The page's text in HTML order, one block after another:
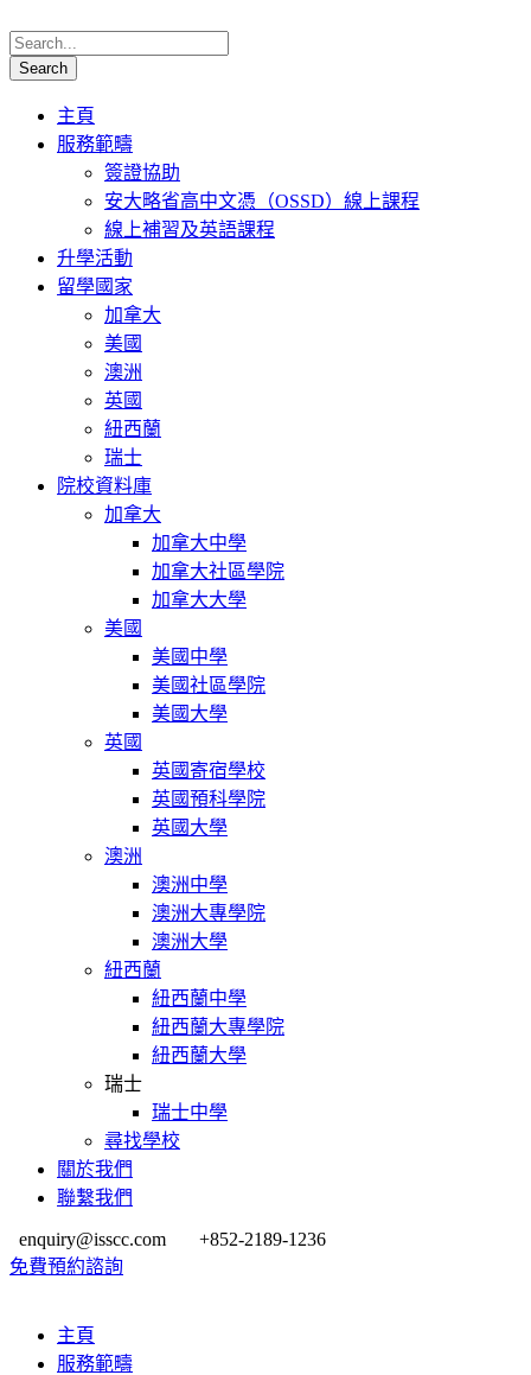
主頁
服務範疇
簽證協助
安大略省高中文憑（OSSD）線上課程
線上補習及英語課程
升學活動
留學國家
加拿大
美國
澳洲
英國
紐西蘭
瑞士
院校資料庫
加拿大
加拿大中學
加拿大社區學院
加拿大大學
美國
美國中學
美國社區學院
美國大學
英國
英國寄宿學校
英國預科學院
英國大學
澳洲
澳洲中學
澳洲大專學院
澳洲大學
紐西蘭
紐西蘭中學
紐西蘭大專學院
紐西蘭大學
瑞士
瑞士中學
尋找學校
關於我們
聯繫我們
enquiry@isscc.com
+852-2189-1236
免費預約諮詢
主頁
服務範疇